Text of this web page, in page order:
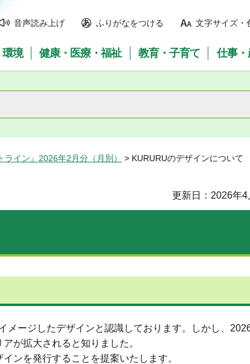
音声読み上げ ふりがなをつける 文字サイズ・
環境 健康・医療・福祉 教育・子育て 仕事・
ライン』2026年2月分（月別） > KURURUのデザインについて
更新日：2026年4
ージしたデザインと認識しております。しかし、
が拡大されると知りました。
ンを発行することを提案いたします。